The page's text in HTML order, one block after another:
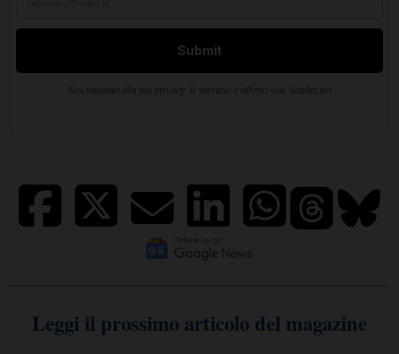
Leggi il prossimo articolo del magazine